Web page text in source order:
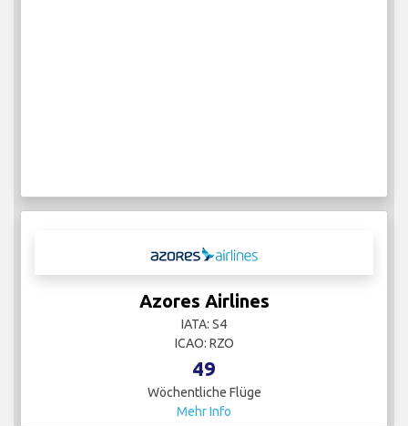
Azores Airlines
IATA: S4
ICAO: RZO
49
Wöchentliche Flüge
Mehr Info